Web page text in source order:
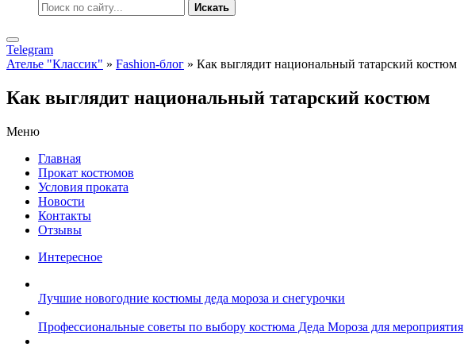
Искать
Telegram
Ателье "Классик" » Fashion-блог » Как выглядит национальный татарский костюм
Как выглядит национальный татарский костюм
Меню
Главная
Прокат костюмов
Условия проката
Новости
Контакты
Отзывы
Интересное
Лучшие новогодние костюмы деда мороза и снегурочки
Профессиональные советы по выбору костюма Деда Мороза для мероприятия